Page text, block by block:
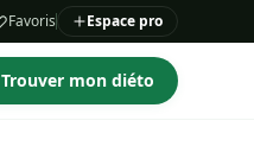
Favoris Espace pro
Trouver mon diéto